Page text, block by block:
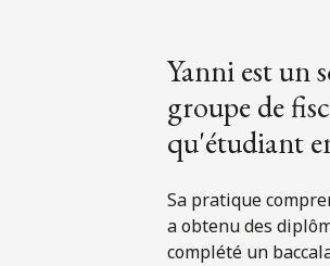
Yanni est un
groupe de
qu'étudiant
Sa pratique
a obtenu des
complété un